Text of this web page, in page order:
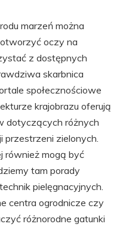
marzeń można
oczy na
z dostępnych
skarbnica
społecznościowe
krajobrazu oferują
dotyczących różnych
zielonych.
również mogą być
tam porady
pielęgnacyjnych.
centra ogrodnicze czy
różnorodne gatunki